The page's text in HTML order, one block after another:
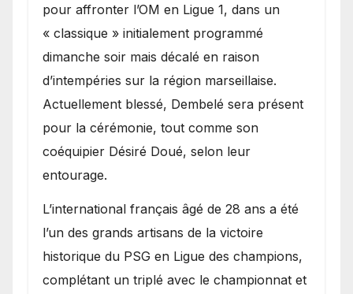
pour affronter l’OM en Ligue 1, dans un
« classique » initialement programmé
dimanche soir mais décalé en raison
d’intempéries sur la région marseillaise.
Actuellement blessé, Dembelé sera présent
pour la cérémonie, tout comme son
coéquipier Désiré Doué, selon leur
entourage.
L’international français âgé de 28 ans a été
l’un des grands artisans de la victoire
historique du PSG en Ligue des champions,
complétant un triplé avec le championnat et